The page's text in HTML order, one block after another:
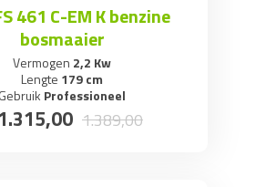
461 C-EM K benzine
bosmaaier
Vermogen 2,2 Kw
Lengte 179 cm
Gebruik Professioneel
,00 1.389,00